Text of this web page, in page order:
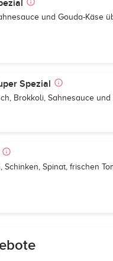
und Gouda-Käse
Spezial
Brokkoli, Sahnesauce
Schinken, Spinat, frischen